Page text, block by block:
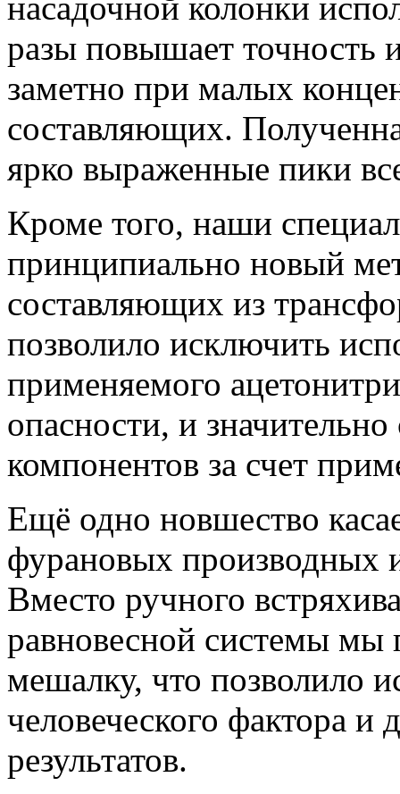
насадочной колонки
разы повышает точность
заметно при малых
составляющих.
ярко выраженные пики
Кроме того, наши
принципиально новый
составляющих из
позволило исключить
применяемого
опасности, и
компонентов за счет
Ещё одно новшество
фурановых производных
Вместо ручного
равновесной системы
мешалку, что позволило
человеческого фактора и
результатов.